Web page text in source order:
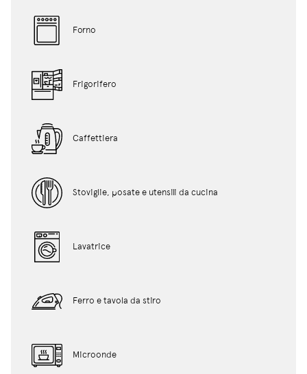
Forno
Frigorifero
Caffettiera
Stoviglie, posate e utensili da cucina
Lavatrice
Ferro e tavola da stiro
Microonde